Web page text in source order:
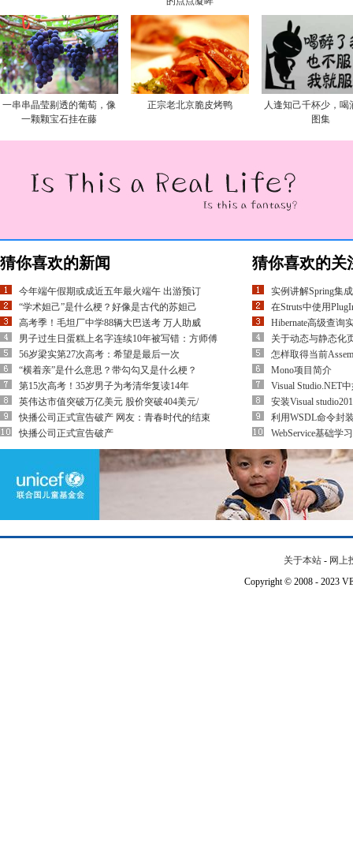
一串串晶莹剔透的葡萄，像
一颗颗宝石挂在藤
正宗老北京脆皮烤鸭
人逢知己千杯少，喝
图集
猜你喜欢的新闻
今年端午假期或成近五年最火端午 出游预订
“学术妲己”是什么梗？好像是古代的苏妲己
高考季！毛坦厂中学88辆大巴送考 万人助威
男子过生日蛋糕上名字连续10年被写错：方师傅
56岁梁实第27次高考：希望是最后一次
“横着亲”是什么意思？带勾勾又是什么梗？
第15次高考！35岁男子为考清华复读14年
英伟达市值突破万亿美元 股价突破404美元/
快播公司正式宣告破产 网友：青春时代的结束
快播公司正式宣告破产
猜你喜欢的关
实例讲解Spring集
在Struts中使用
Hibernate高级查询
关于动态与静态化
怎样取得当前
Mono项目简介
Visual Studio.NET
安装Visual
利用WSDL命令封装
WebService基础学习
关于本站 - 网上
Copyright © 2008 - 2023